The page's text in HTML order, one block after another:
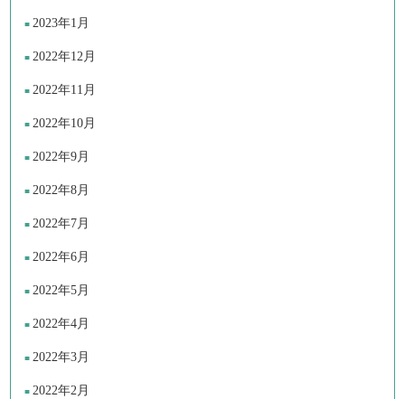
2023年1月
2022年12月
2022年11月
2022年10月
2022年9月
2022年8月
2022年7月
2022年6月
2022年5月
2022年4月
2022年3月
2022年2月